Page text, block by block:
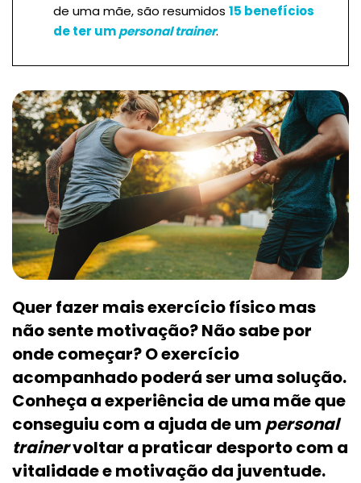
de uma mãe, são resumidos 15 benefícios
de ter umpersonal trainer.
Quer fazer mais exercício físico mas
não sente motivação? Não sabe por
onde começar? O exercício
acompanhado poderá ser uma solução.
Conheça a experiência de uma mãe que
conseguiu com a ajuda de um personal
trainervoltar a praticar desporto com a
vitalidade e motivação da juventude.